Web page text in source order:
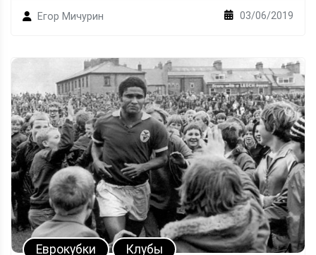
Егор Мичурин 03/06/2019
Еврокубки Клубы